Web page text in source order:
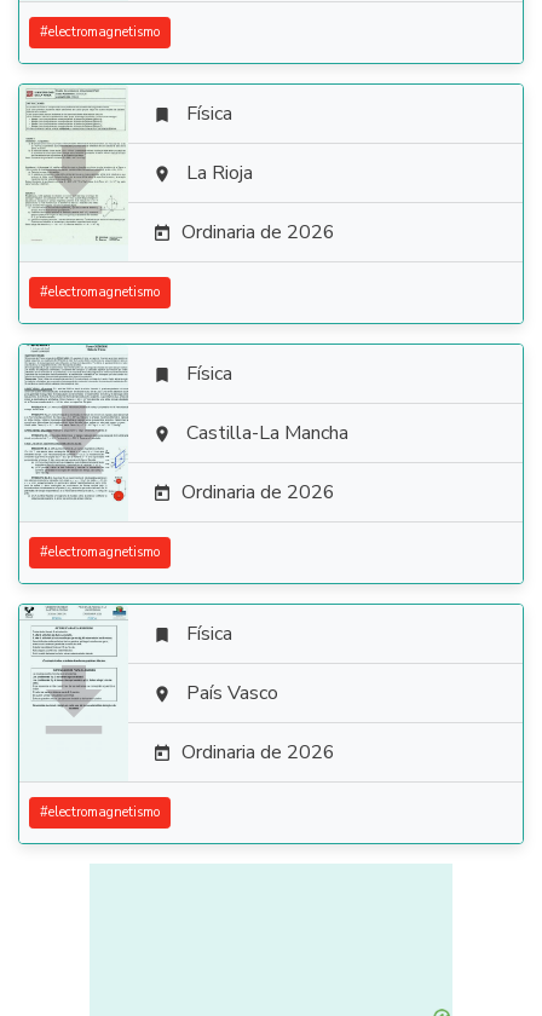
#electromagnetismo

 Física
 La Rioja
 Ordinaria de 2026
#electromagnetismo

 Física
 Castilla-La Mancha
 Ordinaria de 2026
#electromagnetismo

 Física
 País Vasco
 Ordinaria de 2026
#electromagnetismo